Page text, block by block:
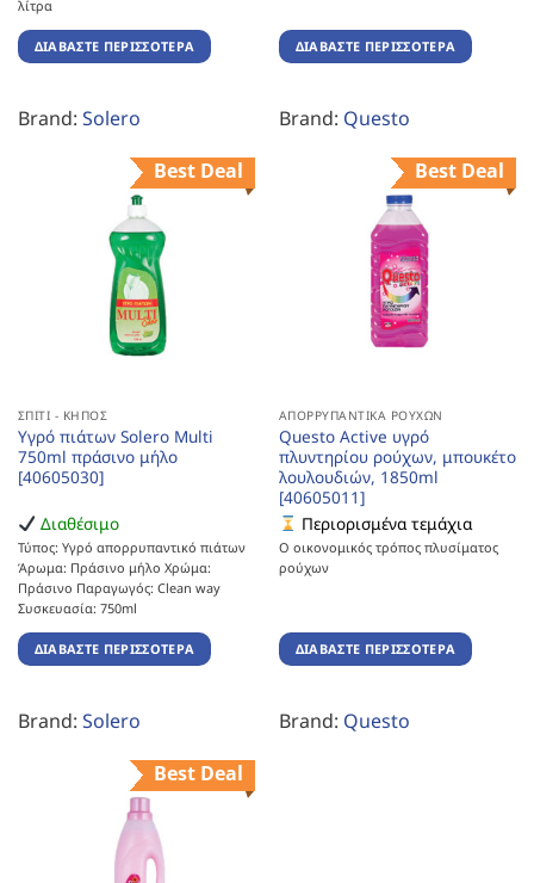
λίτρα
ΔΙΑΒΆΣΤΕ ΠΕΡΙΣΣΌΤΕΡΑ
Brand: Solero
ΔΙΑΒΆΣΤΕ ΠΕΡΙΣΣΌΤΕΡΑ
Brand: Questo
Best Deal
ΣΠΊΤΙ - ΚΉΠΟΣ
Υγρό πιάτων Solero Multi
750ml πράσινο μήλο
[40605030]
Διαθέσιμο
Τύπος: Υγρό απορρυπαντικό πιάτων
Άρωμα: Πράσινο μήλο Χρώμα:
Πράσινο Παραγωγός: Clean way
Συσκευασία: 750ml
ΔΙΑΒΆΣΤΕ ΠΕΡΙΣΣΌΤΕΡΑ
Brand: Solero
Best Deal
ΑΠΟΡΡΥΠΑΝΤΙΚΆ ΡΟΎΧΩΝ
Questo Active υγρό
πλυντηρίου ρούχων, μπουκέτο
λουλουδιών, 1850ml
[40605011]
Περιορισμένα τεμάχια
Ο οικονομικός τρόπος πλυσίματος
ρούχων
ΔΙΑΒΆΣΤΕ ΠΕΡΙΣΣΌΤΕΡΑ
Brand: Questo
Best Deal